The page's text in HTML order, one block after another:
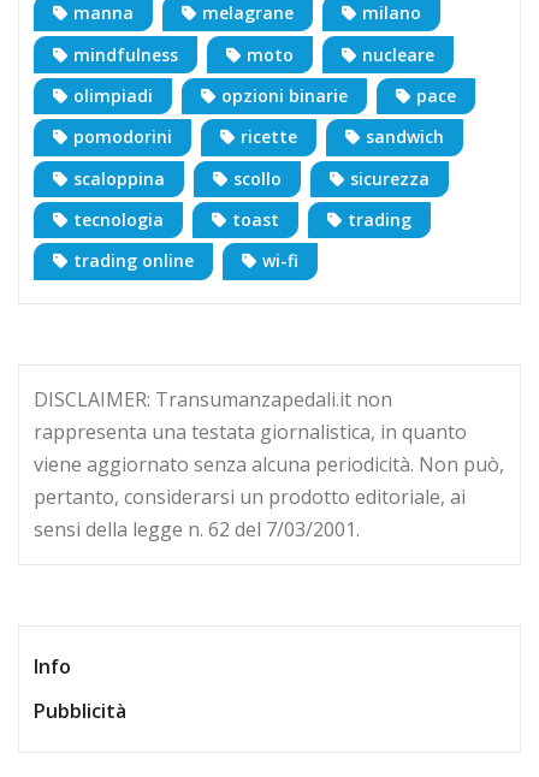
manna
melagrane
milano
mindfulness
moto
nucleare
olimpiadi
opzioni binarie
pace
pomodorini
ricette
sandwich
scaloppina
scollo
sicurezza
tecnologia
toast
trading
trading online
wi-fi
DISCLAIMER: Transumanzapedali.it non
rappresenta una testata giornalistica, in quanto
viene aggiornato senza alcuna periodicità. Non può,
pertanto, considerarsi un prodotto editoriale, ai
sensi della legge n. 62 del 7/03/2001.
Info
Pubblicità